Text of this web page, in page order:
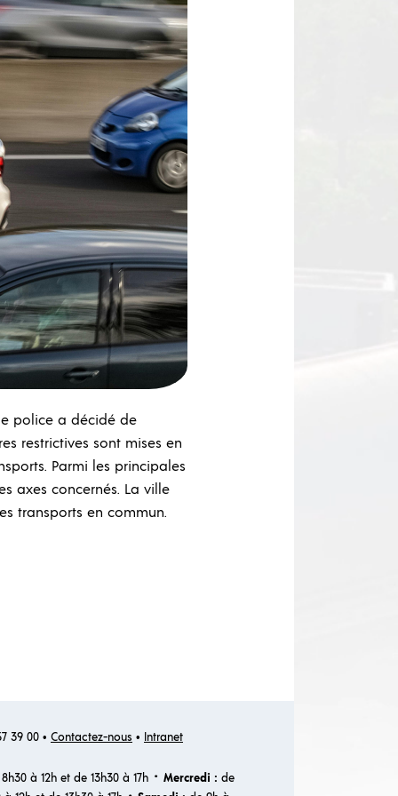
police a décidé de
restrictives sont mises en
Parmi les principales
axes concernés. La ville
transports en commun.
39 00 • Contactez-nous • Intranet
à 12h et de 13h30 à 17h · Mercredi : de